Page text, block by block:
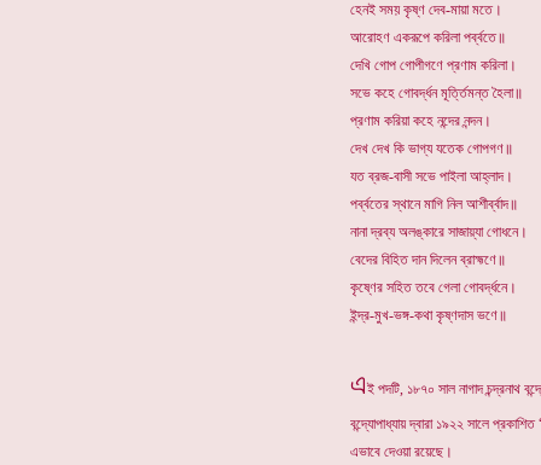
হেনই সময় কৃষ্ণ দেব-মায়া মতে।
আরোহণ একরূপে করিলা পর্ব্বতে॥
দেখি গোপ গোপীগণে প্রণাম করিলা।
সভে কহে গোবর্দ্ধন মূর্ত্তিমন্ত হৈলা॥
প্রণাম করিয়া কহে নন্দের নন্দন।
দেখ দেখ কি ভাগ্য যতেক গোপগণ॥
যত ব্রজ-বাসী সভে পাইলা আহ্লাদ।
পর্ব্বতের স্থানে মাগি নিল আশীর্ব্বাদ॥
নানা দ্রব্য অলঙ্কারে সাজায়্যা গোধনে।
বেদের বিহিত দান দিলেন ব্রাহ্মণে॥
কৃষ্ণের সহিত তবে গেলা গোবর্দ্ধনে।
ইন্দ্র-মুখ-ভঙ্গ-কথা কৃষ্ণদাস ভণে॥
এই পদটি, ১৮৭০ সাল নাগাদ চন্দ্রনাথ
বন্দ্যোপাধ্যায় দ্বারা ১৯২২ সালে
এভাবে দেওয়া রয়েছে।